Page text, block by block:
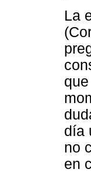
La
día
no
en